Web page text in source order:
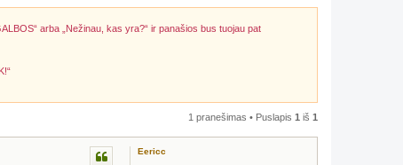
arba „Nežinau, kas yra?“ ir panašios bus tuojau pat
1 pranešimas • Puslapis 1 iš 1
Eericc